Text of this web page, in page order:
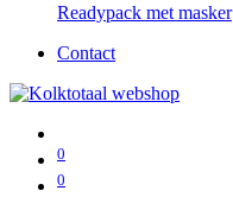
Readypack met masker
Contact
0
0